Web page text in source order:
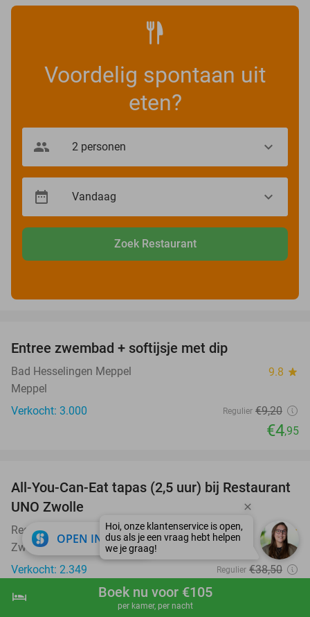
shopping_cart Boek nu
hotel Boek nu voor €105
per kamer, per nacht
Voordelig spontaan uit
eten?
Zoek Restaurant
Entree zwembad + softijsje met dip
Bad Hesselingen Meppel 9.8 star
Meppel
Verkocht: 3.000
Regulier €9,20
€4,95
21%
All-You-Can-Eat tapas (2,5 uur) bij Restaurant
UNO Zwolle
Restaurant UNO Zwolle 9.3star
Zwolle
Verkocht: 2.349
Regulier €38,50
OPEN IN APP close